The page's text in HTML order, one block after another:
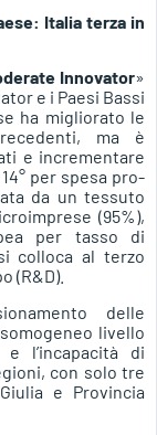
Italia terza in
Innovator»
e i Paesi Bassi
ha migliorato le
ma è
e incrementare
per spesa pro-
da un tessuto
(95%),
per tasso di
colloca al terzo
(R&D).
delle
livello
l’incapacità di
con solo tre
e Provincia